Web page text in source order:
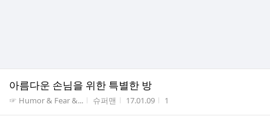
아름다운 손님을 위한 특별한 방
게시판명
☞ Humor & Fear &... 작성자
슈퍼맨 작성시간
17.01.09 조회수
1